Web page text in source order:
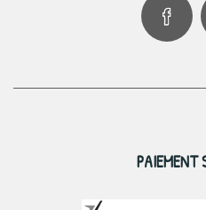
PAIEMENT